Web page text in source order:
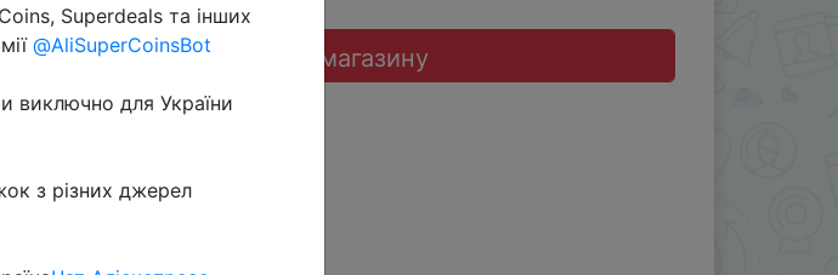
Перейти до магазину
Superdeals та інших
@AliSuperCoinsBot
виключно для України
з різних джерел